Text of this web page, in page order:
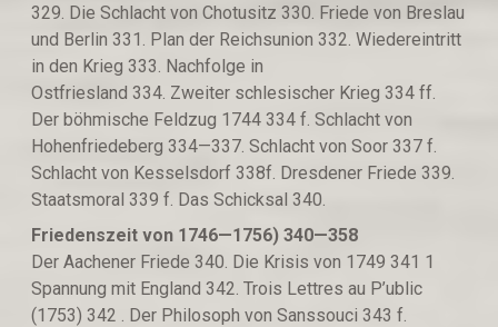
329. Die Schlacht von Chotusitz 330. Friede von Breslau
und Berlin 331. Plan der Reichsunion 332. Wiedereintritt
in den Krieg 333. Nachfolge in
Ostfriesland 334. Zweiter schlesischer Krieg 334 ff.
Der böhmische Feldzug 1744 334 f. Schlacht von
Hohenfriedeberg 334—337. Schlacht von Soor 337 f.
Schlacht von Kesselsdorf 338f. Dresdener Friede 339.
Staatsmoral 339 f. Das Schicksal 340.
Friedenszeit von 1746—1756) 340—358
Der Aachener Friede 340. Die Krisis von 1749 341 1
Spannung mit England 342. Trois Lettres au P’ublic
(1753) 342 . Der Philosoph von Sanssouci 343 f.